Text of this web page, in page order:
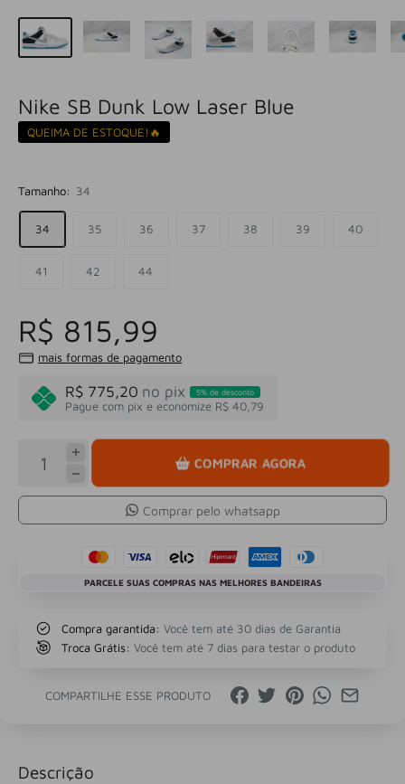
Nike SB Dunk Low Laser Blue
QUEIMA DE ESTOQUE!🔥
Tamanho: 34
34 35 36 37 38 39 40
41 42 44
R$ 815,99
mais formas de pagamento
R$ 775,20 no pix 5% de desconto
Pague com pix e economize R$ 40,79
COMPRAR AGORA
Comprar pelo whatsapp
PARCELE SUAS COMPRAS NAS MELHORES BANDEIRAS
Compra garantida: Você tem até 30 dias de Garantia
Troca Grátis: Você tem até 7 dias para testar o produto
COMPARTILHE ESSE PRODUTO
Descrição